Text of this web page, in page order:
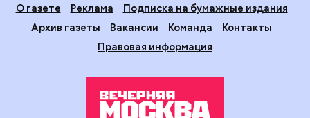
О газете Реклама
Подписка на бумажные издания
Архив газеты
Вакансии Команда
Контакты
Правовая информация